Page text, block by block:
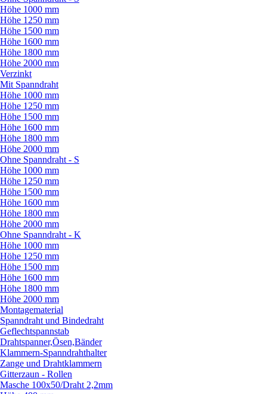
Höhe 1000 mm
Höhe 1250 mm
Höhe 1500 mm
Höhe 1600 mm
Höhe 1800 mm
Höhe 2000 mm
Verzinkt
Mit Spanndraht
Höhe 1000 mm
Höhe 1250 mm
Höhe 1500 mm
Höhe 1600 mm
Höhe 1800 mm
Höhe 2000 mm
Ohne Spanndraht - S
Höhe 1000 mm
Höhe 1250 mm
Höhe 1500 mm
Höhe 1600 mm
Höhe 1800 mm
Höhe 2000 mm
Ohne Spanndraht - K
Höhe 1000 mm
Höhe 1250 mm
Höhe 1500 mm
Höhe 1600 mm
Höhe 1800 mm
Höhe 2000 mm
Montagematerial
Spanndraht und Bindedraht
Geflechtspannstab
Drahtspanner,Ösen,Bänder
Klammern-Spanndrahthalter
Zange und Drahtklammern
Gitterzaun - Rollen
Masche 100x50/Draht 2,2mm